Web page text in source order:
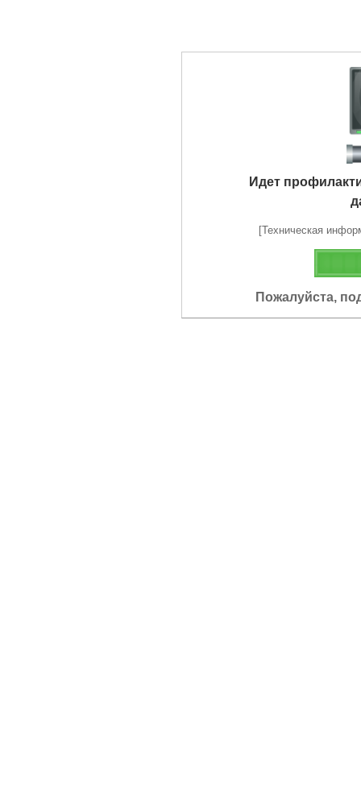
Идет
[Техническая
Пожалуйста,